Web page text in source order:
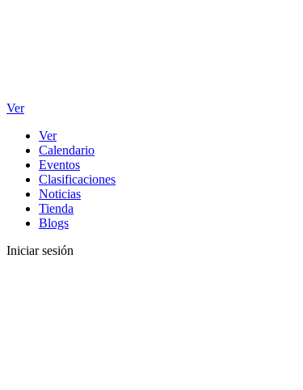
Ver
Ver
Calendario
Eventos
Clasificaciones
Noticias
Tienda
Blogs
Iniciar sesión